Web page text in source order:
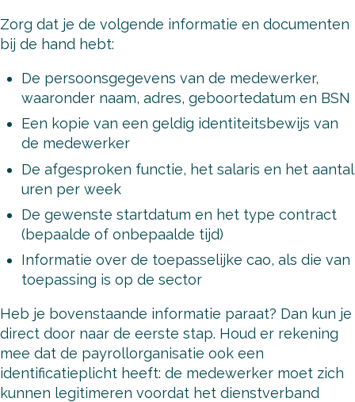
Zorg dat je de volgende informatie en documenten
bij de hand hebt:
De persoonsgegevens van de medewerker,
waaronder naam, adres, geboortedatum en BSN
Een kopie van een geldig identiteitsbewijs van
de medewerker
De afgesproken functie, het salaris en het aantal
uren per week
De gewenste startdatum en het type contract
(bepaalde of onbepaalde tijd)
Informatie over de toepasselijke cao, als die van
toepassing is op de sector
Heb je bovenstaande informatie paraat? Dan kun je
direct door naar de eerste stap. Houd er rekening
mee dat de payrollorganisatie ook een
identificatieplicht heeft: de medewerker moet zich
kunnen legitimeren voordat het dienstverband